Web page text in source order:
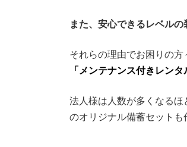
また、安心できるレベル
それらの理由でお困りの
「メンテナンス付きレンタ
法人様は人数が多くなるほ
のオリジナル備蓄セットも